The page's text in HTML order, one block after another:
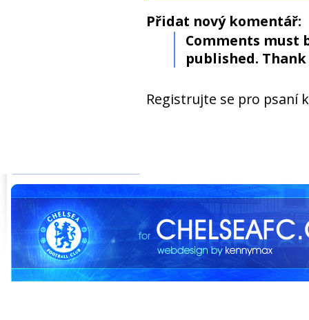
Přidat nový komentář:
Comments must
published. Thank
Registrujte se pro psaní